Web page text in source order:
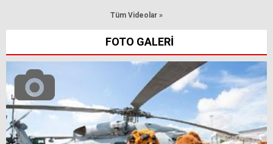
Tüm Videolar »
FOTO GALERİ